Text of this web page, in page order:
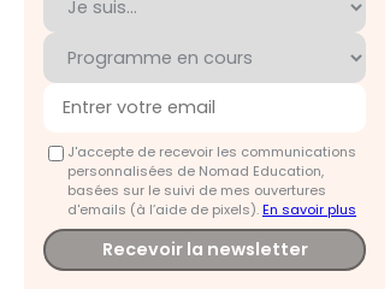
J'accepte de recevoir les communications
personnalisées de Nomad Education,
basées sur le suivi de mes ouvertures
d'emails (à l’aide de pixels).En savoir plus
Recevoir la newsletter